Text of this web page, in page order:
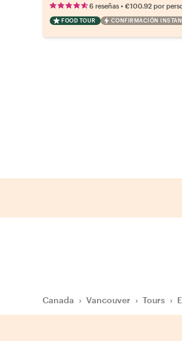
6 reseñas • €100.92 por
FOOD TOUR CONFIRMACIÓN
Canada › Vancouver › Tours ›